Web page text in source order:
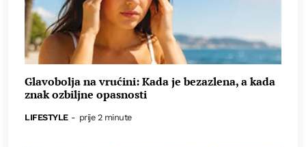
Glavobolja na vrućini: Kada je bezazlena, a kada
znak ozbiljne opasnosti
LIFESTYLE - prije 2 minute